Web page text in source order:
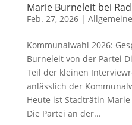
Marie Burneleit bei
Feb. 27, 2026|
Kommunalwahl 2026:
Burneleit von der Partei
Teil der kleinen
anlässlich der
Heute ist Stadträtin
Die Partei an der...